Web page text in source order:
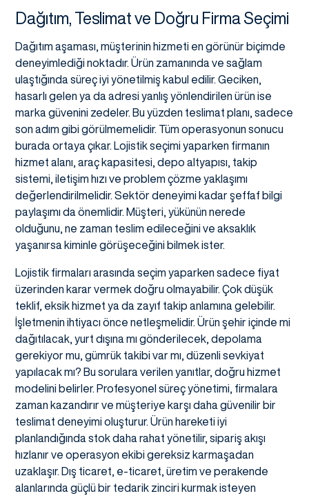
Dağıtım, Teslimat ve Doğru Firma Seçimi
Dağıtım aşaması, müşterinin hizmeti en görünür biçimde
deneyimlediği noktadır. Ürün zamanında ve sağlam
ulaştığında süreç iyi yönetilmiş kabul edilir. Geciken,
hasarlı gelen ya da adresi yanlış yönlendirilen ürün ise
marka güvenini zedeler. Bu yüzden teslimat planı, sadece
son adım gibi görülmemelidir. Tüm operasyonun sonucu
burada ortaya çıkar. Lojistik seçimi yaparken firmanın
hizmet alanı, araç kapasitesi, depo altyapısı, takip
sistemi, iletişim hızı ve problem çözme yaklaşımı
değerlendirilmelidir. Sektör deneyimi kadar şeffaf bilgi
paylaşımı da önemlidir. Müşteri, yükünün nerede
olduğunu, ne zaman teslim edileceğini ve aksaklık
yaşanırsa kiminle görüşeceğini bilmek ister.
Lojistik firmaları arasında seçim yaparken sadece fiyat
üzerinden karar vermek doğru olmayabilir. Çok düşük
teklif, eksik hizmet ya da zayıf takip anlamına gelebilir.
İşletmenin ihtiyacı önce netleşmelidir. Ürün şehir içinde mi
dağıtılacak, yurt dışına mı gönderilecek, depolama
gerekiyor mu, gümrük takibi var mı, düzenli sevkiyat
yapılacak mı? Bu sorulara verilen yanıtlar, doğru hizmet
modelini belirler. Profesyonel süreç yönetimi, firmalara
zaman kazandırır ve müşteriye karşı daha güvenilir bir
teslimat deneyimi oluşturur. Ürün hareketi iyi
planlandığında stok daha rahat yönetilir, sipariş akışı
hızlanır ve operasyon ekibi gereksiz karmaşadan
uzaklaşır. Dış ticaret, e-ticaret, üretim ve perakende
alanlarında güçlü bir tedarik zinciri kurmak isteyen